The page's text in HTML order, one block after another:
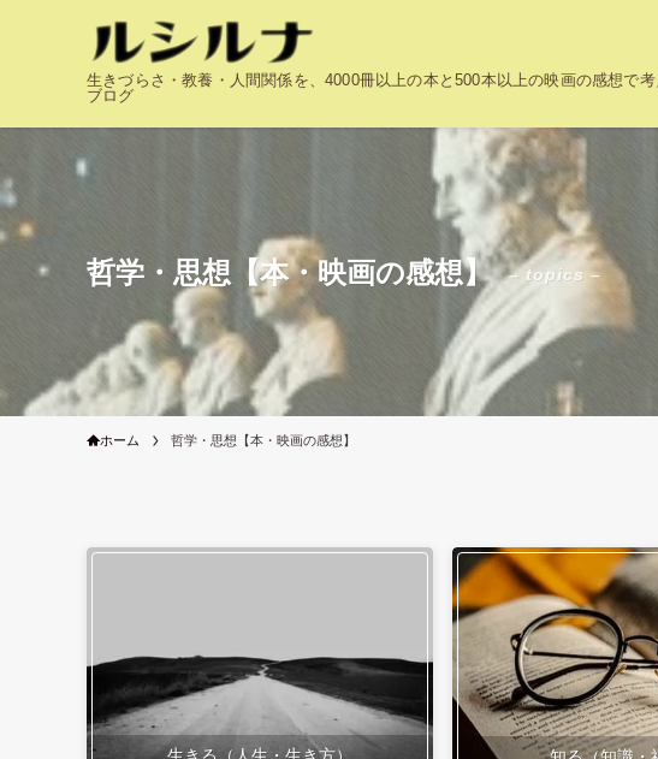
生きづらさ・教養・人間関係を、4000冊以上の本と500本以上の映画の感想で考
ブログ
哲学・思想【本・映画の感想】 – topics –
ホーム 哲学・思想【本・映画の感想】